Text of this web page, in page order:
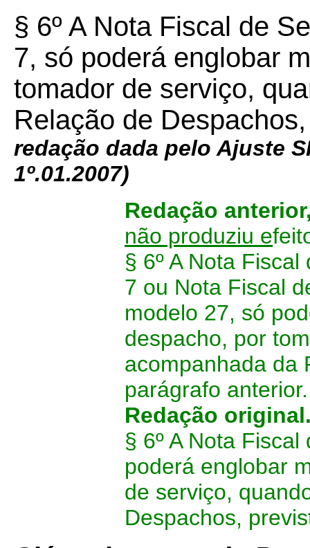
§ 6º A Nota Fiscal de
7, só poderá englobar
tomador de serviço,
Relação de
redação dada pelo Ajuste
1º.01.2007)
Redação
não produziu e
§ 6º A Nota
7 ou Nota Fiscal
modelo 27, só
despacho, por
acompanhada da
parágrafo anterior.
Redação
§ 6º A Nota
poderá englobar
de serviço,
Despachos,